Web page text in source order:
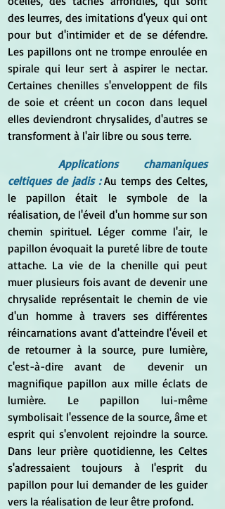
des leurres, des imitations d'yeux qui ont
pour but d'intimider et de se défendre.
Les papillons ont ne trompe enroulée en
spirale qui leur sert à aspirer le nectar.
Certaines chenilles s'enveloppent de fils
de soie et créent un cocon dans lequel
elles deviendront chrysalides, d'autres se
transforment à l'air libre ou sous terre.
Applications chamaniques
celtiques de jadis : Au temps des Celtes,
le papillon était le symbole de la
réalisation, de l'éveil d'un homme sur son
chemin spirituel. Léger comme l'air, le
papillon évoquait la pureté libre de toute
attache. La vie de la chenille qui peut
muer plusieurs fois avant de devenir une
chrysalide représentait le chemin de vie
d'un homme à travers ses différentes
réincarnations avant d'atteindre l'éveil et
de retourner à la source, pure lumière,
c'est-à-dire avant de  devenir un
magnifique papillon aux mille éclats de
lumière. Le papillon lui-même
symbolisait l'essence de la source, âme et
esprit qui s'envolent rejoindre la source.
Dans leur prière quotidienne, les Celtes
s'adressaient toujours à l'esprit du
papillon pour lui demander de les guider
vers la réalisation de leur être profond.